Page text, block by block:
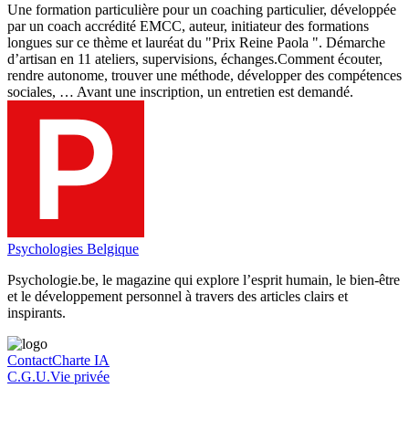
Une formation particulière pour un coaching particulier, développée
par un coach accrédité EMCC, auteur, initiateur des formations
longues sur ce thème et lauréat du "Prix Reine Paola ". Démarche
d’artisan en 11 ateliers, supervisions, échanges.Comment écouter,
rendre autonome, trouver une méthode, développer des compétences
sociales, … Avant une inscription, un entretien est demandé.
Psychologies Belgique
Psychologie.be, le magazine qui explore l’esprit humain, le bien-être
et le développement personnel à travers des articles clairs et
inspirants.
ContactCharte IA
C.G.U.Vie privée